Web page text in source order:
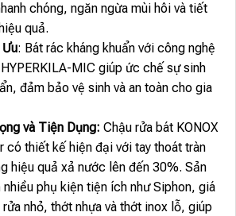
chóng, ngăn ngừa mùi hôi và tiết
quả.
: Bát rác kháng khuẩn với công nghệ
MIC giúp ức chế sự sinh
đảm bảo vệ sinh và an toàn cho gia
và Tiện Dụng: Chậu rửa bát KONOX
có thiết kế hiện đại với tay thoát tràn
hiệu quả xả nước lên đến 30%. Sản
phụ kiện tiện ích như Siphon, giá
nhỏ, thớt nhựa và thớt inox lỗ, giúp